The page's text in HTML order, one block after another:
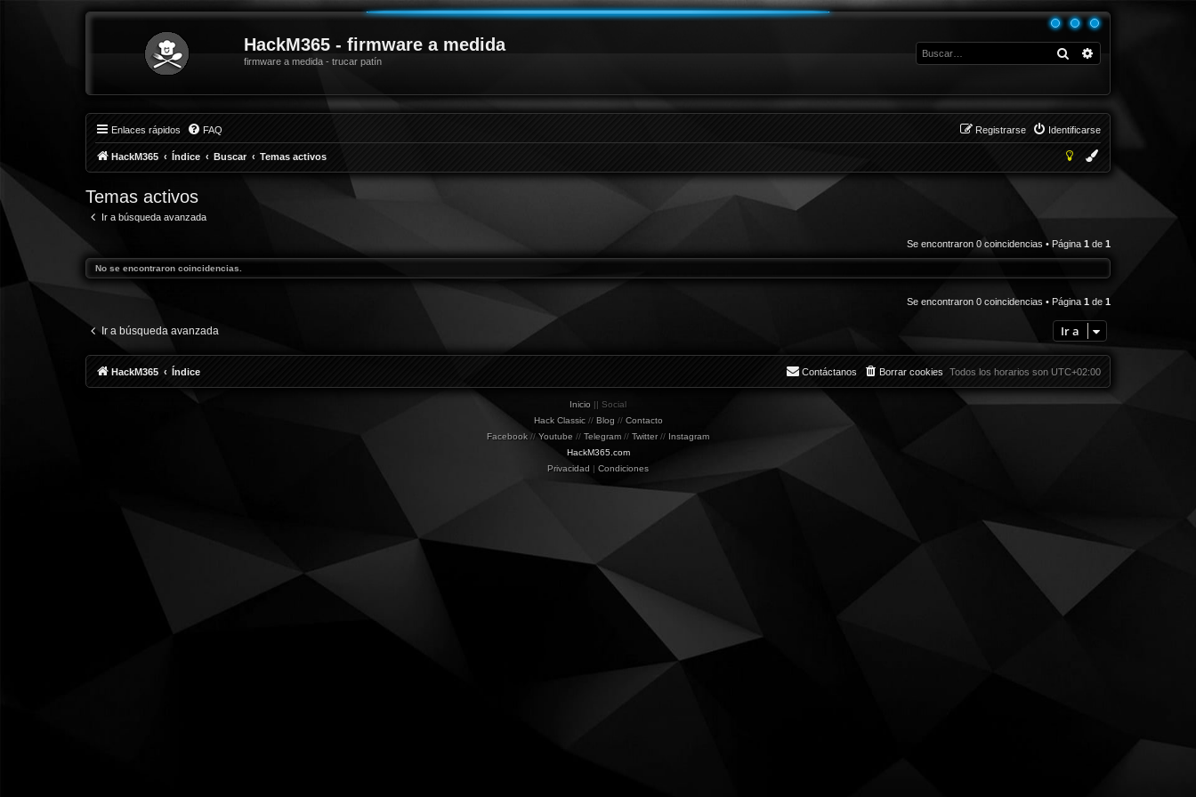
HackM365 - firmware a medida
firmware a medida - trucar patín
Buscar
Enlaces rápidos FAQ Identificarse
Registrarse
HackM365 Índice Buscar Temas activos
Temas activos
Ir a búsqueda avanzada
Se encontraron 0 coincidencias • Página 1 de 1
No se encontraron coincidencias.
Se encontraron 0 coincidencias • Página 1 de 1
Ir a búsqueda avanzada Ir a
HackM365 Índice Todos los horarios son UTC+02:00
Borrar cookies
Contáctanos
Inicio || Social
Hack Classic// Blog // Contacto
Facebook // Youtube // Telegram // Twitter// Instagram
HackM365.com
Privacidad | Condiciones